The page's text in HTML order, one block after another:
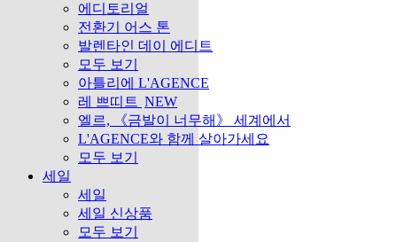
에디토리얼
전환기 어스 톤
발렌타인 데이 에디트
모두 보기
아틀리에 L'AGENCE
레 쁘띠트 NEW
엘르, 《금발이 너무해》 세계에서
L'AGENCE와 함께 살아가세요
모두 보기
세일
세일
세일 신상품
모두 보기